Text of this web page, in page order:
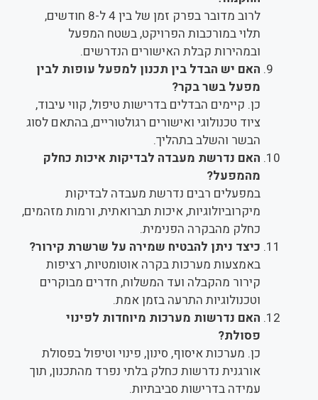
לרוב מדובר בפרק זמן של בין 4 ל-8 חודשים,
תלוי במורכבות הפרויקט, בשטח המפעל
ובמהירות קבלת האישורים הנדרשים.
האם יש הבדל בין תכנון למפעל עופות לבין
מפעל בשר בקר?
כן. קיימים הבדלים בדרישות טיפול, קווי עיבוד,
ציוד טכנולוגי ואישורים רגולטוריים, בהתאם לסוג
הבשר והשלב בתהליך.
האם נדרשת מעבדה לבדיקות איכות כחלק
מהמפעל?
במפעלים רבים נדרשת מעבדה לבדיקות
מיקרוביולוגיות, איכות תברואתית, ורמות מזהמים,
כחלק מהבקרה הפנימית.
כיצד ניתן להבטיח שמירה על שרשרת קירור?
באמצעות מערכות בקרה אוטומטיות, רציפות
קירור מהקבלה ועד המשלוח, חדרים מבוקרים
וטכנולוגיות התרעה בזמן אמת.
האם נדרשות מערכות מיוחדות לפינוי
פסולת?
כן. מערכות איסוף, סינון, פינוי וטיפול בפסולת
אורגנית נדרשות כחלק בלתי נפרד מהתכנון, תוך
עמידה בדרישות סביבתיות.